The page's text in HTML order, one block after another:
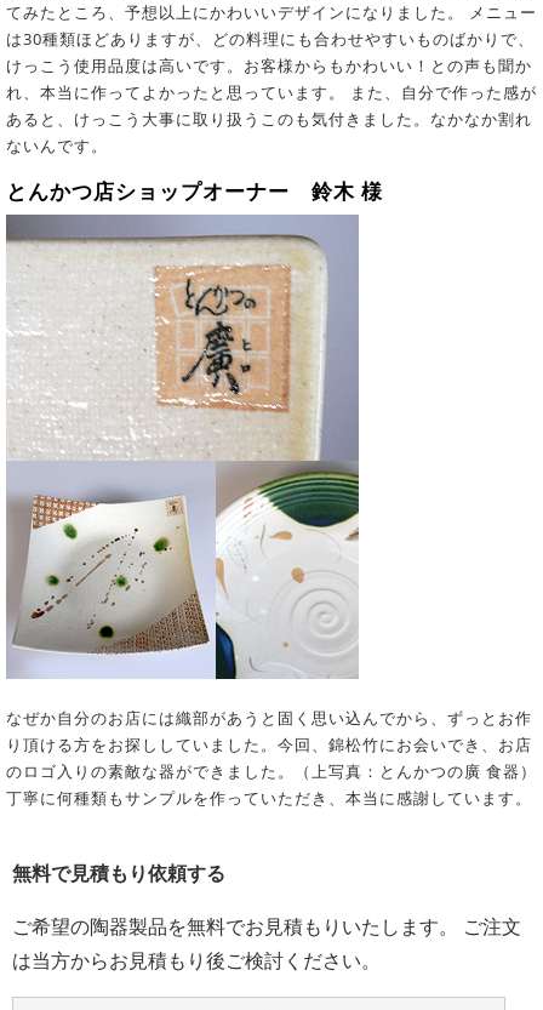
てみたところ、予想以上にかわいいデザインになりました。 メニュー
は30種類ほどありますが、どの料理にも合わせやすいものばかりで、
けっこう使用品度は高いです。お客様からもかわいい！との声も聞か
れ、本当に作ってよかったと思っています。 また、自分で作った感が
あると、けっこう大事に取り扱うこのも気付きました。なかなか割れ
ないんです。
とんかつ店ショップオーナー 鈴木 様
なぜか自分のお店には織部があうと固く思い込んでから、ずっとお作
り頂ける方をお探ししていました。今回、錦松竹にお会いでき、お店
のロゴ入りの素敵な器ができました。（上写真：とんかつの廣 食器）
丁寧に何種類もサンプルを作っていただき、本当に感謝しています。
無料で見積もり依頼する
ご希望の陶器製品を無料でお見積もりいたします。 ご注文
は当方からお見積もり後ご検討ください。